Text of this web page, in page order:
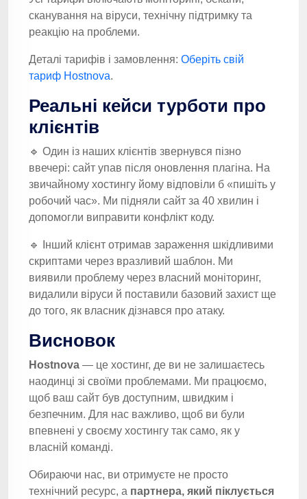
сканування на віруси, технічну підтримку та
реакцію на проблеми.
Деталі тарифів і замовлення: Оберіть свій
тариф Hostnova.
Реальні кейси турботи про
клієнтів
🔹 Один із наших клієнтів звернувся пізно
ввечері: сайт упав після оновлення плагіна. На
звичайному хостингу йому відповіли б «пишіть у
робочий час». Ми підняли сайт за 40 хвилин і
допомогли виправити конфлікт коду.
🔹 Інший клієнт отримав зараження шкідливими
скриптами через вразливий шаблон. Ми
виявили проблему через власний моніторинг,
видалили віруси й поставили базовий захист ще
до того, як власник дізнався про атаку.
Висновок
Hostnova — це хостинг, де ви не залишаєтесь
наодинці зі своїми проблемами. Ми працюємо,
щоб ваш сайт був доступним, швидким і
безпечним. Для нас важливо, щоб ви були
впевнені у своєму хостингу так само, як у
власній команді.
Обираючи нас, ви отримуєте не просто
технічний ресурс, а партнера, який піклується